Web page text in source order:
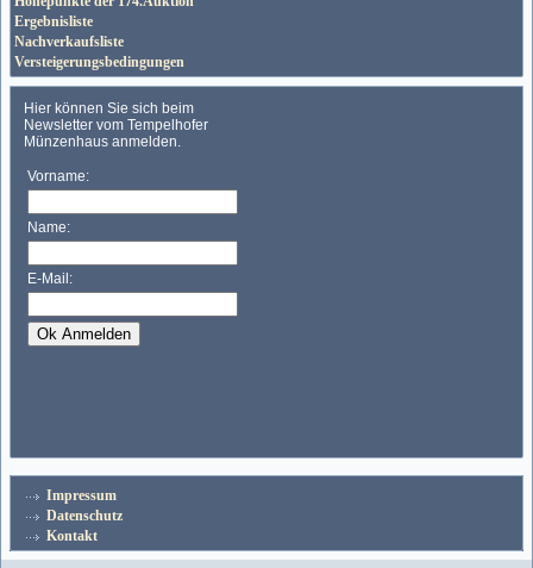
Ergebnisliste
Nachverkaufsliste
Versteigerungsbedingungen
Impressum
Datenschutz
Kontakt